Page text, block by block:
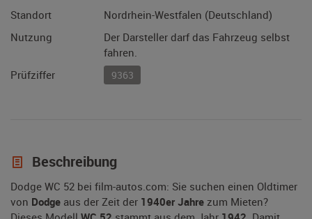
Standort
Nordrhein-Westfalen (Deutschland)
Nutzung
Der Darsteller darf das Fahrzeug selbst
fahren.
Prüfziffer
9363
Beschreibung
Dodge WC 52 bei film-autos.com: Sie suchen einen Oldtimer
von Dodge aus der Zeit der 1940er Jahre zum Mieten?